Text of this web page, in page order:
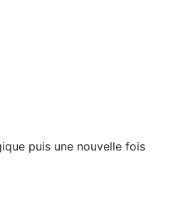
puis une nouvelle fois